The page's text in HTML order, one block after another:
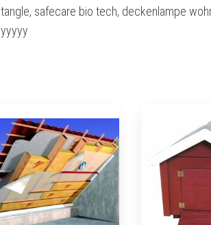
tangle, safecare bio tech, deckenlampe
yyyyy